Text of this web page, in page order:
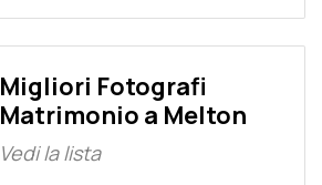
Migliori Fotografi
Matrimonio a Melton
Vedi la lista